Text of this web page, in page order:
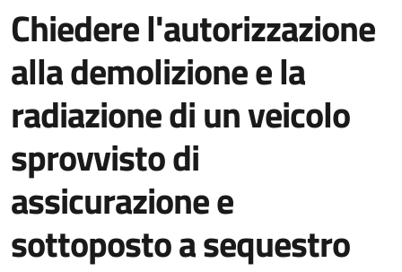
Chiedere l'autorizzazione
alla demolizione e la
radiazione di un veicolo
sprovvisto di
assicurazione e
sottoposto a sequestro